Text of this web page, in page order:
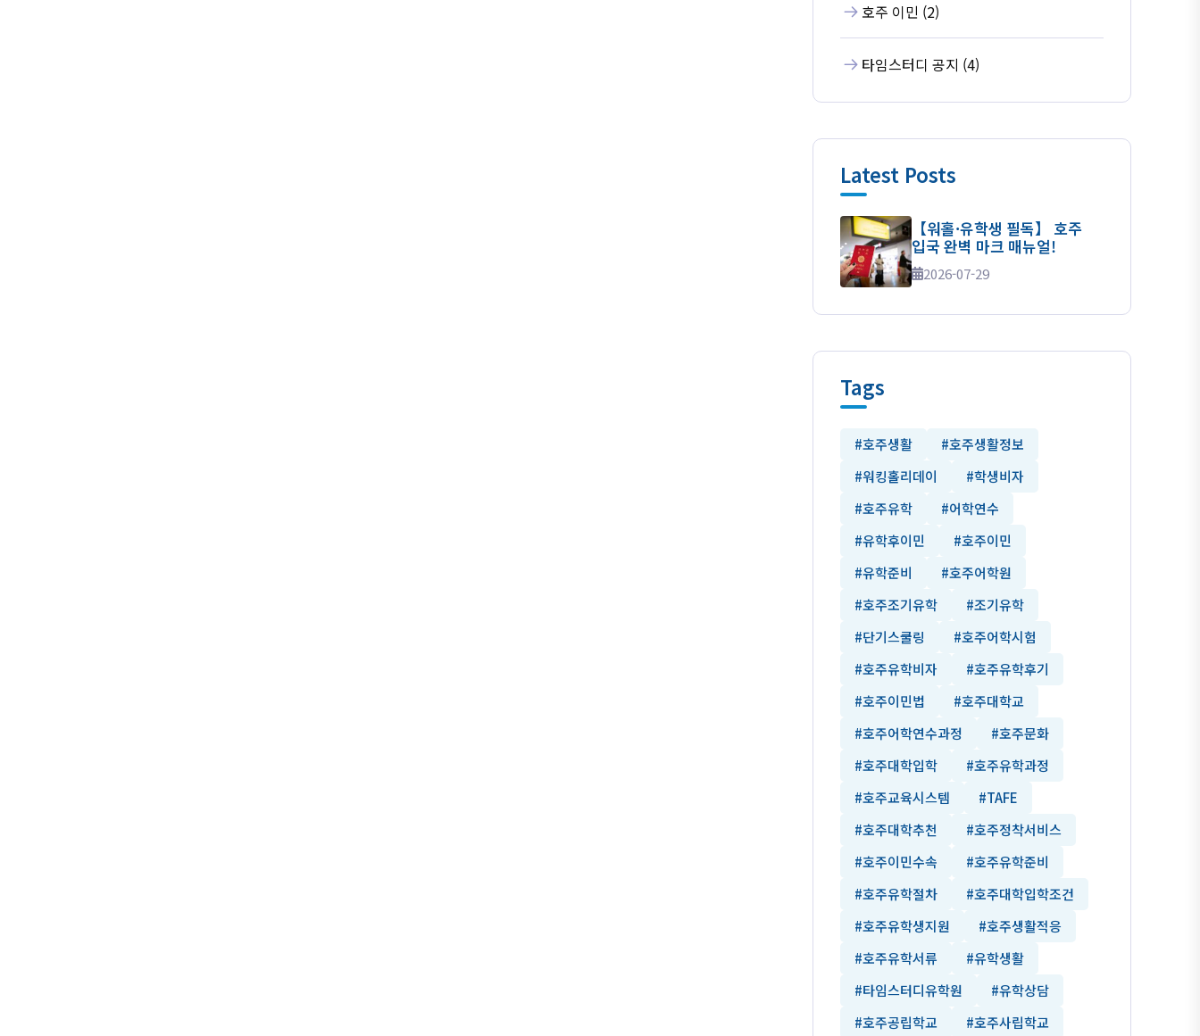
호주 이민 (2)
타임스터디 공지 (4)
Latest Posts
【워홀·유학생 필독】 호주
입국 완벽 마크 매뉴얼!
2026-07-29
Tags
#호주생활
#호주생활정보
#워킹홀리데이
#학생비자
#호주유학
#어학연수
#유학후이민
#호주이민
#유학준비
#호주어학원
#호주조기유학
#조기유학
#단기스쿨링
#호주어학시험
#호주유학비자
#호주유학후기
#호주이민법
#호주대학교
#호주어학연수과정
#호주문화
#호주대학입학
#호주유학과정
#호주교육시스템
#TAFE
#호주대학추천
#호주정착서비스
#호주이민수속
#호주유학준비
#호주유학절차
#호주대학입학조건
#호주유학생지원
#호주생활적응
#호주유학서류
#유학생활
#타임스터디유학원
#유학상담
#호주공립학교
#호주사립학교